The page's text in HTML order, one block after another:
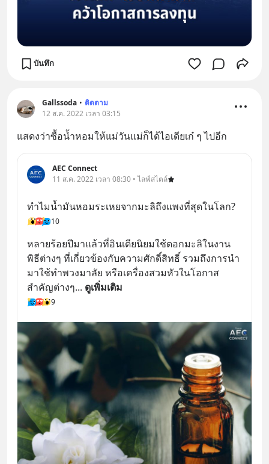
บันทึก
Gallssoda • ติดตาม
12 ส.ค. 2022 เวลา 03:15
แสดงว่าซื้อน้ำหอมให้แม่วันแม่ก็ได้ไอเดียเก๋ ๆ ไปอีก
AEC Connect
11 ส.ค. 2022 เวลา 08:30 • ไลฟ์สไตล์
ทำไมน้ำมันหอมระเหยจากมะลิถึงแพงที่สุดในโลก?
10
หลายร้อยปีมาแล้วที่อินเดียนิยมใช้ดอกมะลิในงาน
พิธีต่างๆ ที่เกี่ยวข้องกับความศักดิ์สิทธิ์ รวมถึงการนำ
มาใช้ทำพวงมาลัย หรือเครื่องสวมหัวในโอกาส
สำคัญต่างๆ... ดูเพิ่มเติม
9